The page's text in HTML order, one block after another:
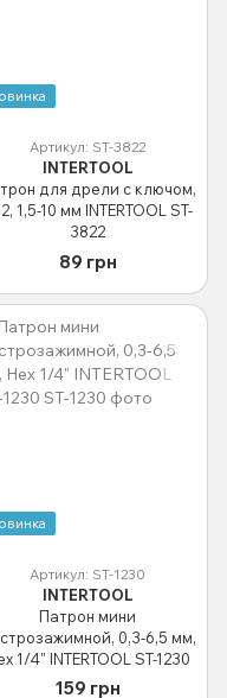
Артикул: ST-3822
INTERTOOL
для дрели с ключом,
1,5-10 мм INTERTOOL ST-
3822
89 грн
Артикул: ST-1230
INTERTOOL
Патрон мини
0,3-6,5 мм,
1/4" INTERTOOL ST-1230
159 грн